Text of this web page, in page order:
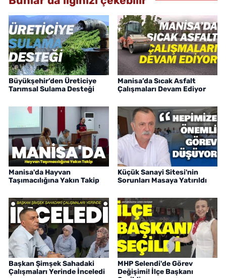
Büyükşehir’den Üreticiye
Tarımsal Sulama Desteği
Manisa’da Sıcak Asfalt
Çalışmaları Devam Ediyor
Manisa'da Hayvan
Taşımacılığına Yakın Takip
Küçük Sanayi Sitesi'nin
Sorunları Masaya Yatırıldı
Başkan Şimşek Sahadaki
Çalışmaları Yerinde İnceledi
MHP Selendi'de Görev
Değişimi! İlçe Başkanı